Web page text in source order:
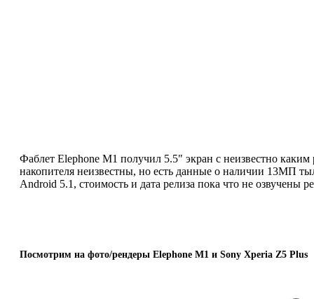
Фаблет Elephone M1 получил 5.5" экран с неизвестно
накопителя неизвестны, но есть данные о наличии 13МП
Android 5.1, стоимость и дата релиза пока что не озвучены
Посмотрим на фото/рендеры Elephone M1 и Sony Xperia Z5 Plus